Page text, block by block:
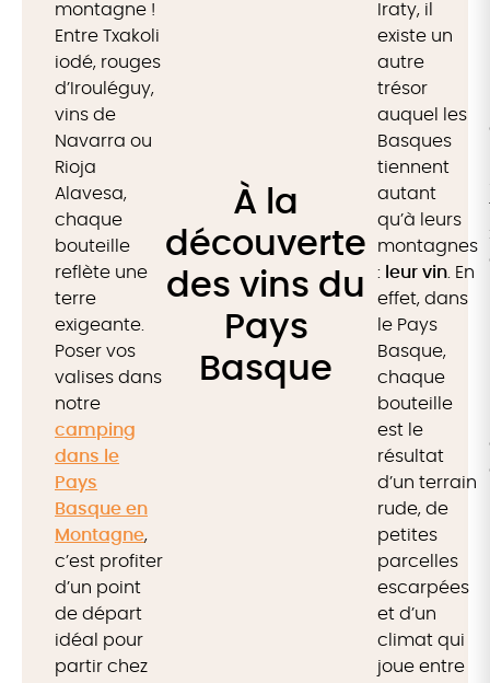
montagne !
Entre Txakoli
iodé, rouges
d’Irouléguy,
vins de
Navarra ou
Rioja
Alavesa,
chaque
bouteille
reflète une
terre
exigeante.
Poser vos
valises dans
notre
camping
dans le
Pays
Basque en
Montagne,
c’est profiter
d’un point
de départ
idéal pour
partir chez
À la
découverte
des vins du
Pays
Basque
Iraty, il
existe un
autre
trésor
auquel les
Basques
tiennent
autant
qu’à leurs
montagnes
: leur vin . En
effet, dans
le Pays
Basque,
chaque
bouteille
est le
résultat
d’un terrain
rude, de
petites
parcelles
escarpées
et d’un
climat qui
joue entre